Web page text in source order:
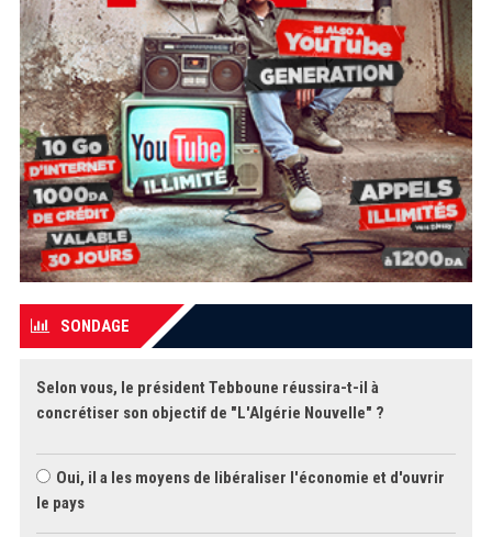
SONDAGE
Selon vous, le président Tebboune réussira-t-il à
concrétiser son objectif de "L'Algérie Nouvelle" ?
Oui, il a les moyens de libéraliser l'économie et d'ouvrir
le pays